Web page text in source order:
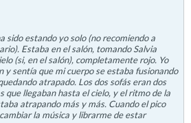
sido estando yo solo (no recomiendo a
Estaba en el salón, tomando Salvia
(si, en el salón), completamente rojo. Yo
y sentía que mi cuerpo se estaba fusionando
atrapado. Los dos sofás eran dos
que llegaban hasta el cielo, y el ritmo de la
atrapando más y más. Cuando el pico
la música y librarme de estar